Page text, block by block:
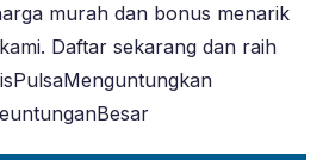
murah dan bonus menarik
Daftar sekarang dan raih